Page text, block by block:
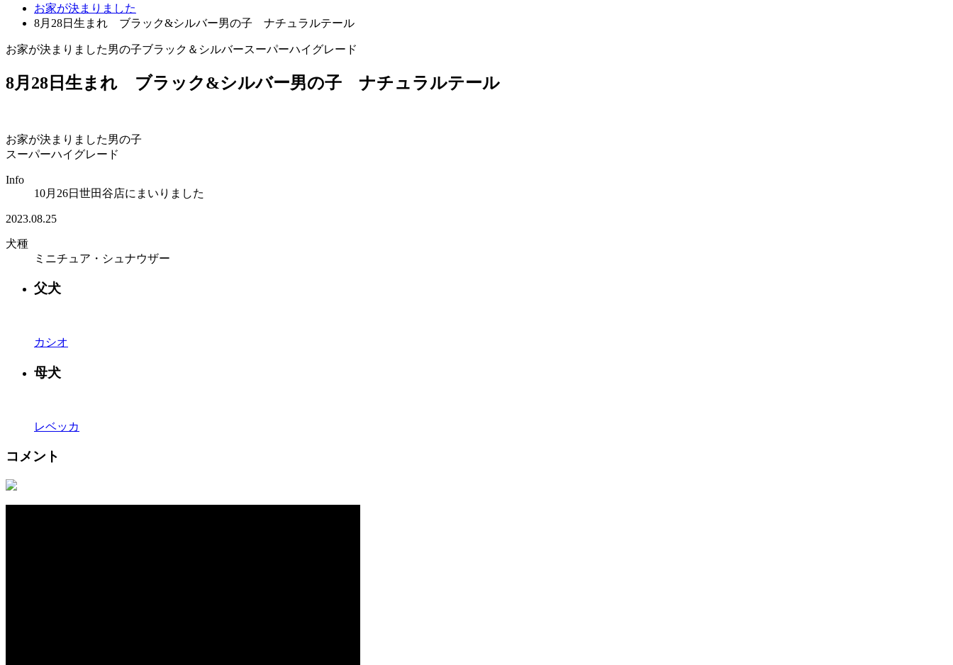
お家が決まりました
8月28日生まれ ブラック&シルバー男の子 ナチュラルテール
お家が決まりました男の子ブラック＆シルバースーパーハイグレード
8月28日生まれ ブラック&シルバー男の子 ナチュラルテール
お家が決まりました男の子
スーパーハイグレード
Info
10月26日世田谷店にまいりました
2023.08.25
犬種
ミニチュア・シュナウザー
父犬
カシオ
母犬
レベッカ
コメント